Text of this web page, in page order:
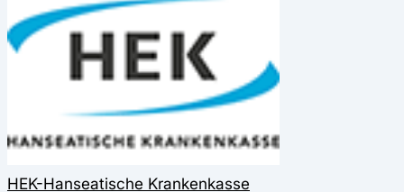
HEK-Hanseatische Krankenkasse